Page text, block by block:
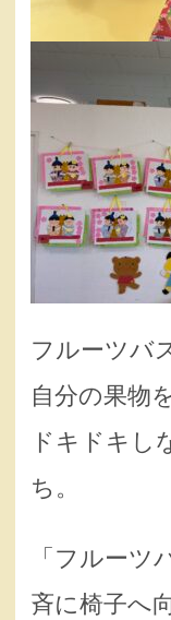
フルーツバ
自分の果物
ドキドキし
ち。
「フルーツ
斉に椅子へ